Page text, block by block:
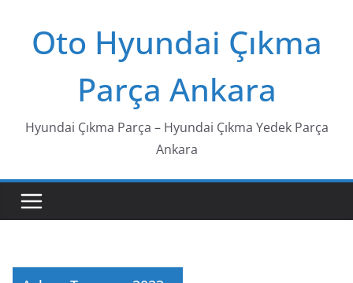
contentOto Hyundai Çıkma
Parça Ankara
Hyundai Çıkma Parça – Hyundai Çıkma Yedek Parça
Ankara